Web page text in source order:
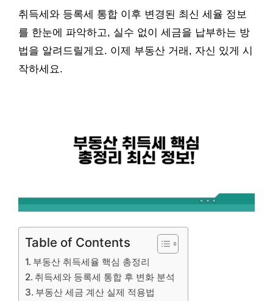
취득세와 등록세 통합 이후 변경된 최신 세율 정보
를 한눈에 파악하고, 실수 없이 세금을 납부하는 방
법을 알려드릴게요. 이제 부동산 거래, 자신 있게 시
작하세요.
Table of Contents
부동산 취득세율 핵심 총정리
취득세와 등록세 통합 후 변화 분석
부동산 세금 계산 실제 적용법